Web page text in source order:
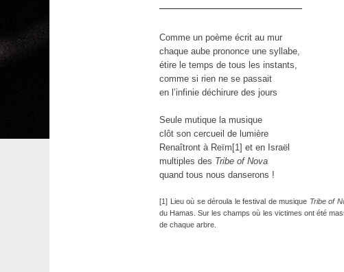
———————————–
Comme un poème écrit au mur
chaque aube prononce une syllabe,
étire le temps de tous les instants,
comme si rien ne se passait
en l’infinie déchirure des jours
Seule mutique la musique
clôt son cercueil de lumière
Renaîtront à Reïm[1] et en Israël
multiples des Tribe of Nova
quand tous nous danserons !
[1] Lieu où se déroula le festival de musique Tribe of
du Hamas. Sur les champs où les victimes ont été
de chaque arbre.